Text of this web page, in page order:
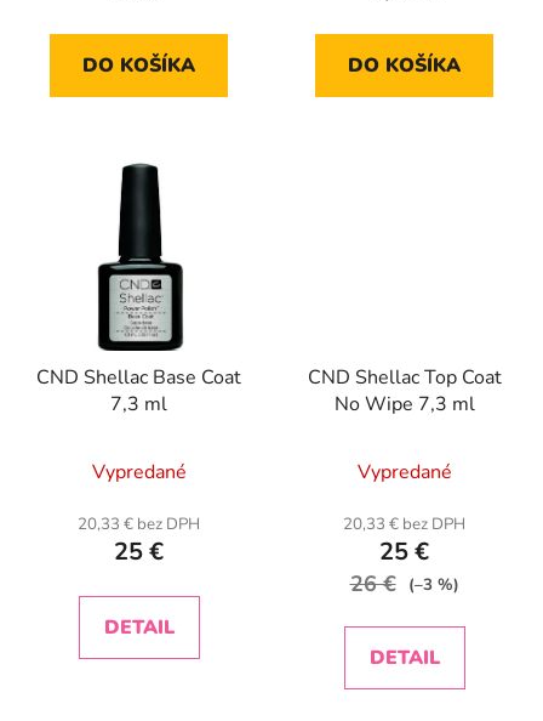
DO KOŠÍKA DO KOŠÍKA
CND Shellac Base Coat
7,3 ml
Vypredané
20,33 € bez DPH
25 €
DETAIL
CND Shellac Top Coat
No Wipe 7,3 ml
Vypredané
20,33 € bez DPH
25 €
26 € (–3 %)
DETAIL